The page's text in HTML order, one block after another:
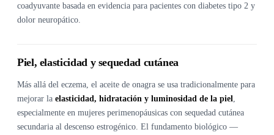
coadyuvante basada en evidencia para pacientes con diabetes tipo 2 y
dolor neuropático.
Piel, elasticidad y sequedad cutánea
Más allá del eczema, el aceite de onagra se usa tradicionalmente para
mejorar la elasticidad, hidratación y luminosidad de la piel
especialmente en mujeres perimenopáusicas con sequedad cutánea
secundaria al descenso estrogénico. El fundamento biológico —